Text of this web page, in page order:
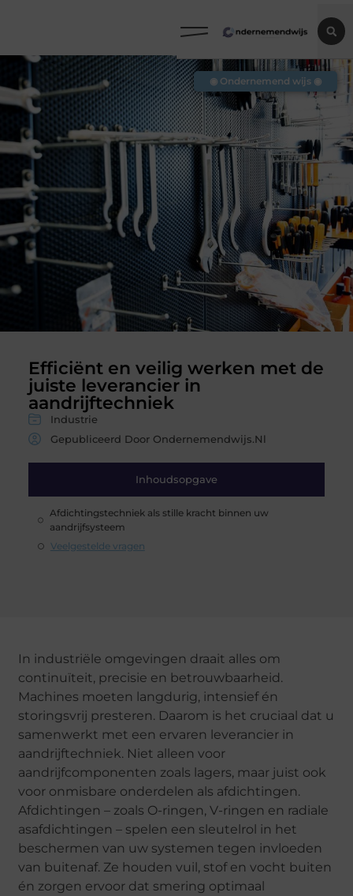
Efficiënt en veilig werken met de
juiste leverancier in
aandrijftechniek
Industrie
Gepubliceerd Door Ondernemendwijs.nl
Inhoudsopgave
Afdichtingstechniek als stille kracht binnen uw
aandrijfsysteem
Veelgestelde vragen
◉ Ondernemend wijs ◉
In industriële omgevingen draait alles om
continuïteit, precisie en betrouwbaarheid.
Machines moeten langdurig, intensief én
storingsvrij presteren. Daarom is het cruciaal dat u
samenwerkt met een ervaren leverancier in
aandrijftechniek. Niet alleen voor
aandrijfcomponenten zoals lagers, maar juist ook
voor onmisbare onderdelen als afdichtingen.
Afdichtingen – zoals O-ringen, V-ringen en radiale
asafdichtingen – spelen een sleutelrol in het
beschermen van uw systemen tegen invloeden
van buitenaf. Ze houden vuil, stof en vocht buiten
én zorgen ervoor dat smering optimaal